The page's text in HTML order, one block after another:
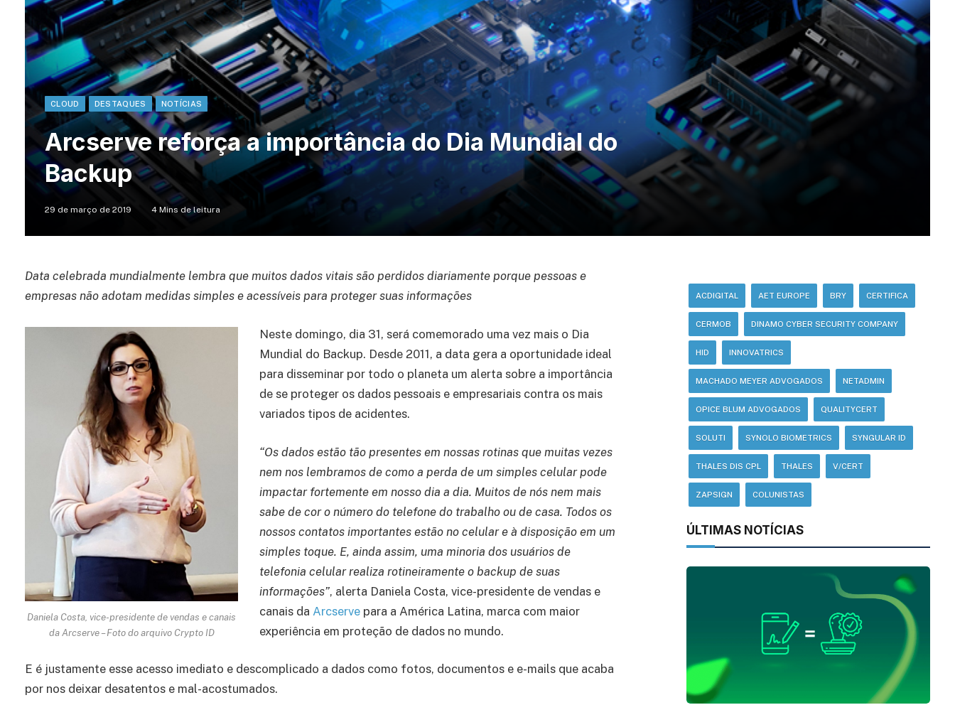
CLOUD DESTAQUES NOTÍCIAS
Arcserve reforça a importância do Dia Mundial do
Backup
29 de março de 2019 4 Mins de leitura
Data celebrada mundialmente lembra que muitos dados vitais são perdidos diariamente porque pessoas e
empresas não adotam medidas simples e acessíveis para proteger suas informações
Daniela Costa, vice-presidente de vendas e canais
da Arcserve – Foto do arquivo Crypto ID
Neste domingo, dia 31, será comemorado uma vez mais o Dia
Mundial do Backup. Desde 2011, a data gera a oportunidade ideal
para disseminar por todo o planeta um alerta sobre a importância
de se proteger os dados pessoais e empresariais contra os mais
variados tipos de acidentes.
“Os dados estão tão presentes em nossas rotinas que muitas vezes
nem nos lembramos de como a perda de um simples celular pode
impactar fortemente em nosso dia a dia. Muitos de nós nem mais
sabe de cor o número do telefone do trabalho ou de casa. Todos os
nossos contatos importantes estão no celular e à disposição em um
simples toque. E, ainda assim, uma minoria dos usuários de
telefonia celular realiza rotineiramente o backup de suas
informações”, alerta Daniela Costa, vice-presidente de vendas e
canais da Arcserve para a América Latina, marca com maior
experiência em proteção de dados no mundo.
E é justamente esse acesso imediato e descomplicado a dados como fotos, documentos e e-mails que acaba
por nos deixar desatentos e mal-acostumados.
ACDIGITAL AET EUROPE BRY CERTIFICA
CERMOB DINAMO CYBER SECURITY COMPANY
HID INNOVATRICS
MACHADO MEYER ADVOGADOS NETADMIN
OPICE BLUM ADVOGADOS QUALITYCERT
SOLUTI SYNOLO BIOMETRICS SYNGULAR ID
THALES DIS CPL THALES V/CERT
ZAPSIGN COLUNISTAS
ÚLTIMAS NOTÍCIAS